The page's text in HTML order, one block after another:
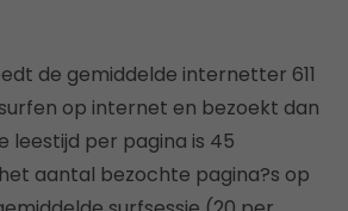
de gemiddelde internetter 611
op internet en bezoekt dan
leestijd per pagina is 45
aantal bezochte pagina?s op